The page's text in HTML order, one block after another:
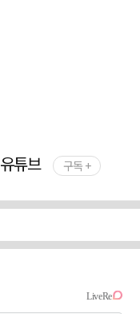
유튜브 구독 +